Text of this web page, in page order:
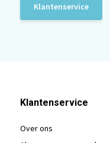
Klantenservice
Klantenservice
Over ons